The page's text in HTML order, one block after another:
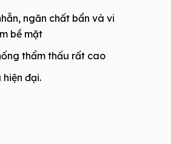
ngăn chất bẩn và vi
bề mặt
thẩm thấu rất cao
đại.